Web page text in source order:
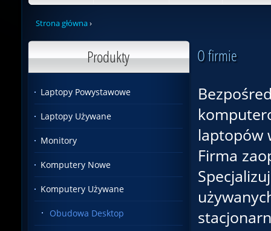
Strona główna›
Produkty
Laptopy Powystawowe
Laptopy Używane
Monitory
Komputery Nowe
Komputery Używane
Obudowa Desktop
O firmie
laptopów
Firma